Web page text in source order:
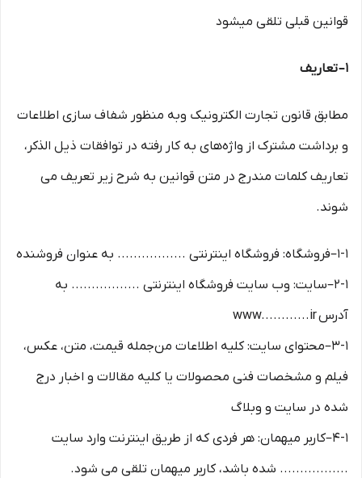
قوانین قبلی تلقی میشود
۱– تعاریف
مطابق قانون تجارت الکترونیک وبه منظور شفاف سازی اطلاعات
و برداشت مشترک از واژه‌های به کار رفته در توافقات ذیل الذکر،
تعاریف کلمات مندرج در متن قوانین به شرح زیر تعریف می
شوند.
۱-۱–فروشگاه: فروشگاه اینترنتی ................. به عنوان فروشنده
۲-۱–سایت: وب سایت فروشگاه اینترنتی ................. به
آدرس www............ir
۳-۱–محتوای سایت: کلیه اطلاعات من‌جمله قیمت، متن، عکس،
فیلم و مشخصات فنی محصولات یا کلیه مقالات و اخبار درج
شده در سایت و وبلاگ
۴-۱–کاربر میهمان: هر فردی که از طریق اینترنت وارد سایت
................. شده باشد، کاربر میهمان تلقی می شود.